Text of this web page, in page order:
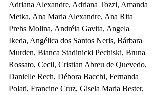
Adriana Alexandre, Adriana Tozzi, Amanda
Metka, Ana Maria Alexandre, Ana Rita
Prehs Molina, Andréia Gavita, Angela
Ikeda, Angélica dos Santos Neris, Bárbara
Murden, Bianca Stadinicki Pechiski, Bruna
Rossato, Cecil, Cristian Abreu de Quevedo,
Danielle Rech, Débora Bacchi, Fernanda
Polati, Francine Cruz, Gisela Maria Bester,